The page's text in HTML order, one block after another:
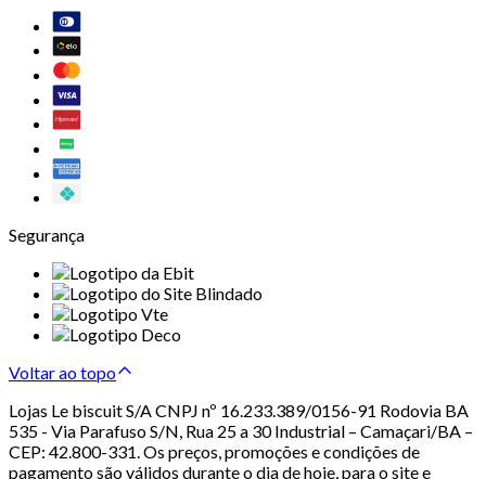
Segurança
Voltar ao topo
Lojas Le biscuit S/A CNPJ nº 16.233.389/0156-91 Rodovia BA
535 - Via Parafuso S/N, Rua 25 a 30 Industrial – Camaçari/BA –
CEP: 42.800-331. Os preços, promoções e condições de
pagamento são válidos durante o dia de hoje, para o site e